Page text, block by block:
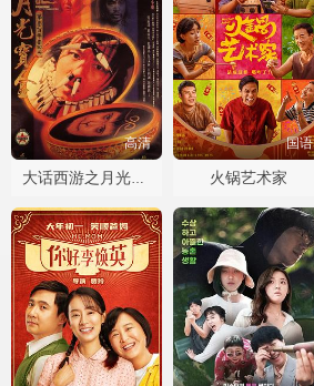
高清
大话西游之月光宝盒国语
国语
火锅艺术家